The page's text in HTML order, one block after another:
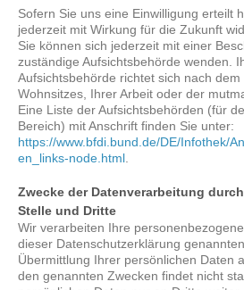
Sofern Sie uns eine Einwilligung erteilt
jederzeit mit Wirkung für die Zukunft
Sie können sich jederzeit mit einer
zuständige Aufsichtsbehörde wenden.
Aufsichtsbehörde richtet sich nach
Wohnsitzes, Ihrer Arbeit oder der
Eine Liste der Aufsichtsbehörden (für
Bereich) mit Anschrift finden Sie unter:
https://www.bfdi.bund.de/DE/Infothek/
en_links-node.html.
Zwecke der Datenverarbeitung
Stelle und Dritte
Wir verarbeiten Ihre
dieser Datenschutzerklärung
Übermittlung Ihrer persönlichen Daten
den genannten Zwecken findet nicht